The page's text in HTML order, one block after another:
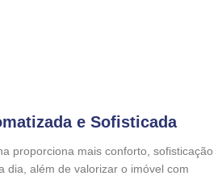
e Sofisticada
proporciona mais conforto, sofisticação
dia, além de valorizar o imóvel com